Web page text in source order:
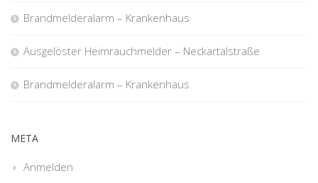
Brandmelderalarm – Krankenhaus
Ausgelöster Heimrauchmelder – Neckartalstraße
Brandmelderalarm – Krankenhaus
META
Anmelden